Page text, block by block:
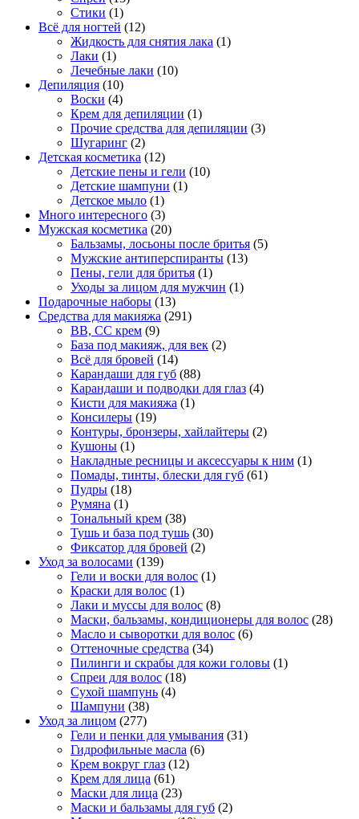
Стики (1)
Всё для ногтей (12)
Жидкость для снятия лака (1)
Лаки (1)
Лечебные лаки (10)
Депиляция (10)
Воски (4)
Крем для депиляции (1)
Прочие средства для депиляции (3)
Шугаринг (2)
Детская косметика (12)
Детские пены и гели (10)
Детские шампуни (1)
Детское мыло (1)
Много интересного (3)
Мужская косметика (20)
Бальзамы, лосьоны после бритья (5)
Мужские антиперспиранты (13)
Пены, гели для бритья (1)
Уходы за лицом для мужчин (1)
Подарочные наборы (13)
Средства для макияжа (291)
BB, CC крем (9)
База под макияж, для век (2)
Всё для бровей (14)
Карандаши для губ (88)
Карандаши и подводки для глаз (4)
Кисти для макияжа (1)
Консилеры (19)
Контуры, бронзеры, хайлайтеры (2)
Кушоны (1)
Накладные ресницы и аксессуары к ним (1)
Помады, тинты, блески для губ (61)
Пудры (18)
Румяна (1)
Тональный крем (38)
Тушь и база под тушь (30)
Фиксатор для бровей (2)
Уход за волосами (139)
Гели и воски для волос (1)
Краски для волос (1)
Лаки и муссы для волос (8)
Маски, бальзамы, кондиционеры для волос (28)
Масло и сыворотки для волос (6)
Оттеночные средства (34)
Пилинги и скрабы для кожи головы (1)
Спреи для волос (18)
Сухой шампунь (4)
Шампуни (38)
Уход за лицом (277)
Гели и пенки для умывания (31)
Гидрофильные масла (6)
Крем вокруг глаз (12)
Крем для лица (61)
Маски для лица (23)
Маски и бальзамы для губ (2)